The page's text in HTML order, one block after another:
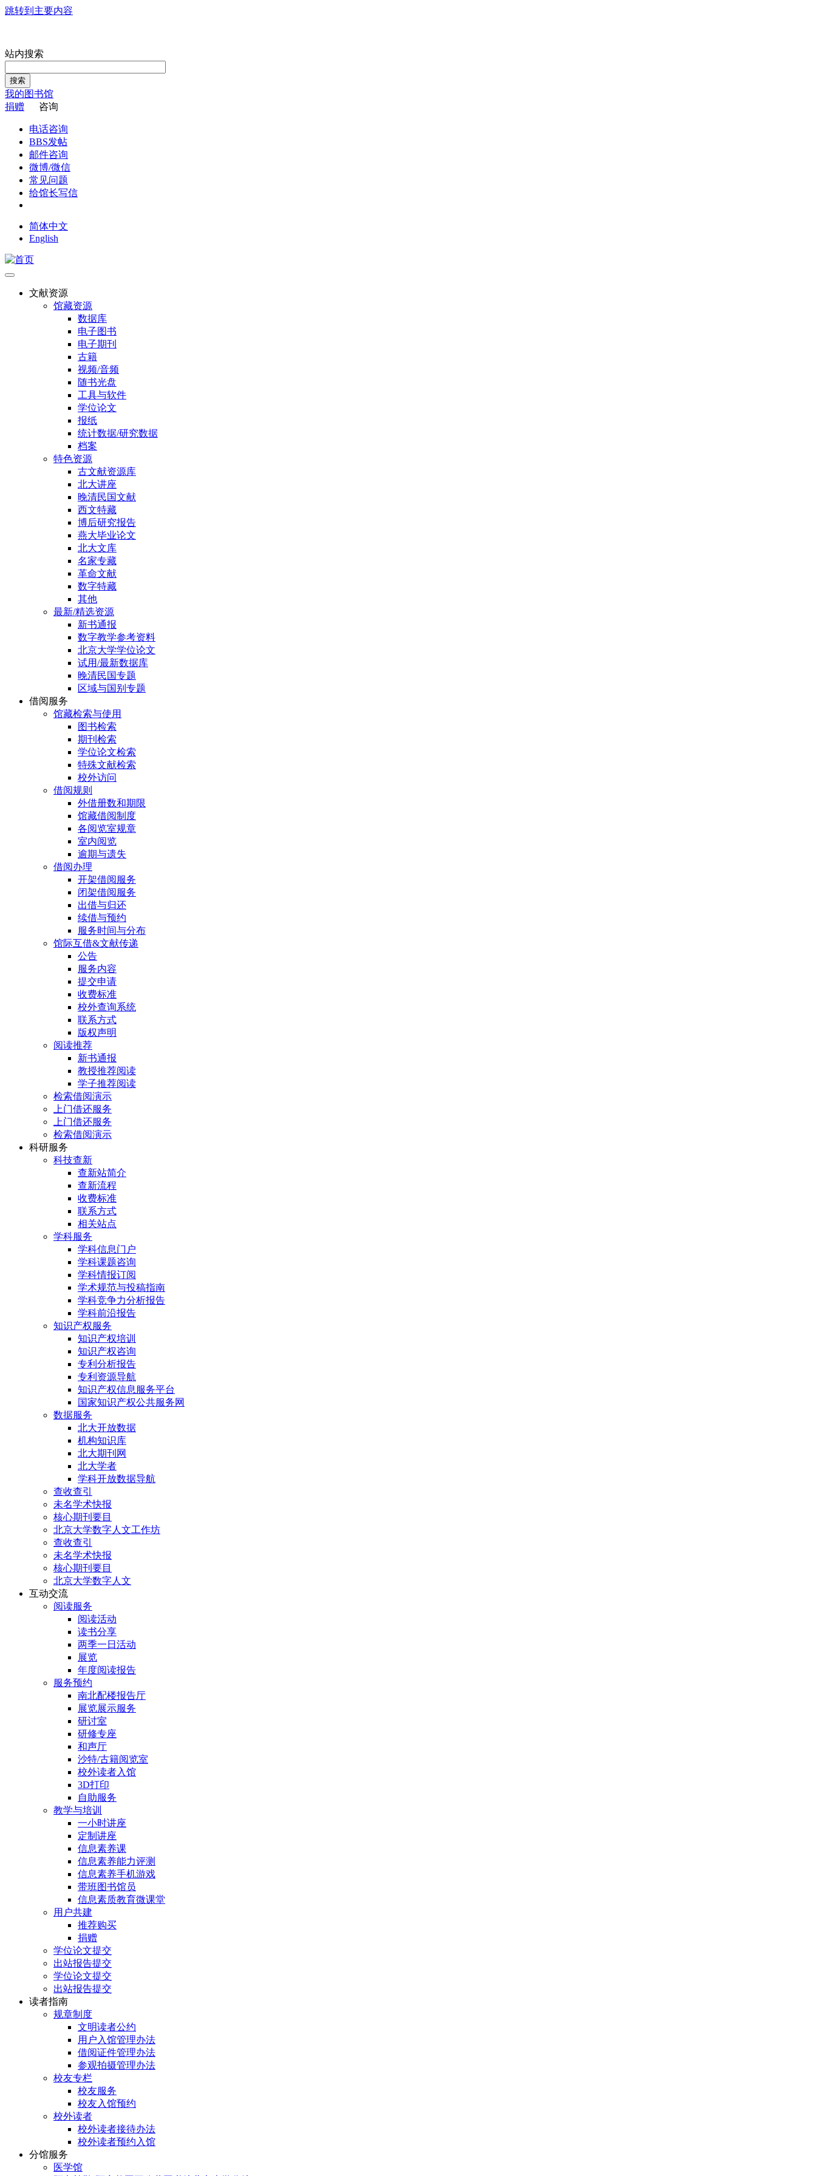
跳转到主要内容
站内搜索
搜索
我的图书馆
捐赠
咨询
电话咨询
BBS发帖
邮件咨询
微博/微信
常见问题
给馆长写信
简体中文
English
文献资源
馆藏资源
数据库
电子图书
电子期刊
古籍
视频/音频
随书光盘
工具与软件
学位论文
报纸
统计数据/研究数据
档案
特色资源
古文献资源库
北大讲座
晚清民国文献
西文特藏
博后研究报告
燕大毕业论文
北大文库
名家专藏
革命文献
数字特藏
其他
最新/精选资源
新书通报
数字教学参考资料
北京大学学位论文
试用/最新数据库
晚清民国专题
区域与国别专题
借阅服务
馆藏检索与使用
图书检索
期刊检索
学位论文检索
特殊文献检索
校外访问
借阅规则
外借册数和期限
馆藏借阅制度
各阅览室规章
室内阅览
逾期与遗失
借阅办理
开架借阅服务
闭架借阅服务
出借与归还
续借与预约
服务时间与分布
馆际互借&文献传递
公告
服务内容
提交申请
收费标准
校外查询系统
联系方式
版权声明
阅读推荐
新书通报
教授推荐阅读
学子推荐阅读
检索借阅演示
上门借还服务
上门借还服务
检索借阅演示
科研服务
科技查新
查新站简介
查新流程
收费标准
联系方式
相关站点
学科服务
学科信息门户
学科课题咨询
学科情报订阅
学术规范与投稿指南
学科竞争力分析报告
学科前沿报告
知识产权服务
知识产权培训
知识产权咨询
专利分析报告
专利资源导航
知识产权信息服务平台
国家知识产权公共服务网
数据服务
北大开放数据
机构知识库
北大期刊网
北大学者
学科开放数据导航
查收查引
未名学术快报
核心期刊要目
北京大学数字人文工作坊
查收查引
未名学术快报
核心期刊要目
北京大学数字人文
互动交流
阅读服务
阅读活动
读书分享
两季一日活动
展览
年度阅读报告
服务预约
南北配楼报告厅
展览展示服务
研讨室
研修专座
和声厅
沙特/古籍阅览室
校外读者入馆
3D打印
自助服务
教学与培训
一小时讲座
定制讲座
信息素养课
信息素养能力评测
信息素养手机游戏
带班图书馆员
信息素质教育微课堂
用户共建
推荐购买
捐赠
学位论文提交
出站报告提交
学位论文提交
出站报告提交
读者指南
规章制度
文明读者公约
用户入馆管理办法
借阅证件管理办法
参观拍摄管理办法
校友专栏
校友服务
校友入馆预约
校外读者
校外读者接待办法
校外读者预约入馆
分馆服务
医学馆